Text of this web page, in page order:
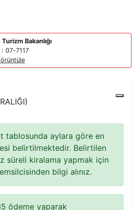
Bakanlığı
07-7117
tablosunda aylara göre en
belirtilmektedir. Belirtilen
süreli kiralama yapmak için
bilgi alınız.
ödeme yaparak